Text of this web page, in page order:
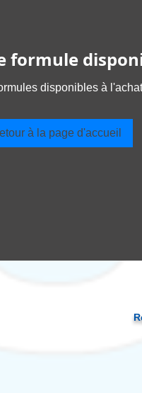
formule
disponibles à
à la page d'accueil